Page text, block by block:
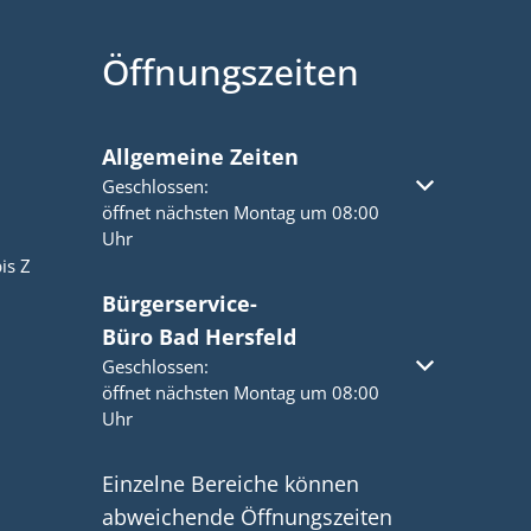
Z
Öffnungszeiten
Allgemeine Zeiten
Klicken, um weitere Öffnungs- oder Schließzeiten
Geschlossen:
öffnet nächsten Montag um 08:00
Uhr
Bürgerservice-
Büro Bad Hersfeld
Klicken, um weitere Öffnungs- oder Schließzeiten
Geschlossen:
öffnet nächsten Montag um 08:00
Uhr
Einzelne Bereiche können
abweichende Öffnungszeiten